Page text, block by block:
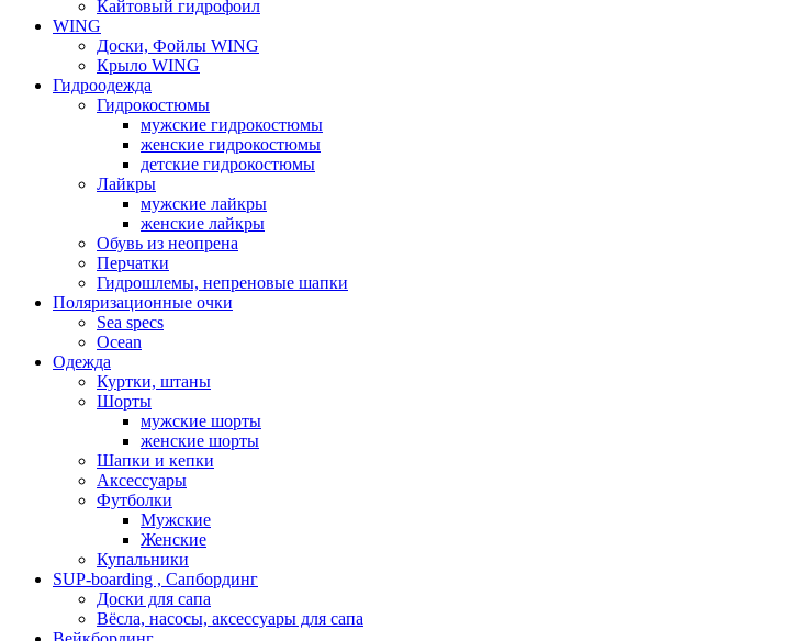
Кайтовый гидрофоил
WING
Доски, Фойлы WING
Крыло WING
Гидроодежда
Гидрокостюмы
мужские гидрокостюмы
женские гидрокостюмы
детские гидрокостюмы
Лайкры
мужские лайкры
женские лайкры
Обувь из неопрена
Перчатки
Гидрошлемы, непреновые шапки
Поляризационные очки
Sea specs
Ocean
Одежда
Куртки, штаны
Шорты
мужские шорты
женские шорты
Шапки и кепки
Аксессуары
Футболки
Мужские
Женские
Купальники
SUP-boarding , Сапбординг
Доски для сапа
Вёсла, насосы, аксессуары для сапа